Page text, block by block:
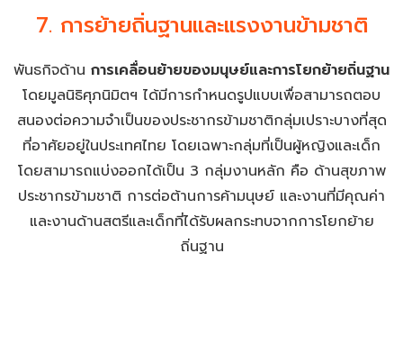
7. การย้ายถิ่นฐานและแรงงานข้ามชาติ
พันธกิจด้าน การเคลื่อนย้ายของมนุษย์และการโยกย้ายถิ่นฐาน
โดยมูลนิธิศุภนิมิตฯ ได้มีการกำหนดรูปแบบเพื่อสามารถตอบ
สนองต่อความจำเป็นของประชากรข้ามชาติกลุ่มเปราะบางที่สุด
ที่อาศัยอยู่ในประเทศไทย โดยเฉพาะกลุ่มที่เป็นผู้หญิงและเด็ก
โดยสามารถแบ่งออกได้เป็น 3 กลุ่มงานหลัก คือ ด้านสุขภาพ
ประชากรข้ามชาติ การต่อต้านการค้ามนุษย์ และงานที่มีคุณค่า
และงานด้านสตรีและเด็กที่ได้รับผลกระทบจากการโยกย้าย
ถิ่นฐาน